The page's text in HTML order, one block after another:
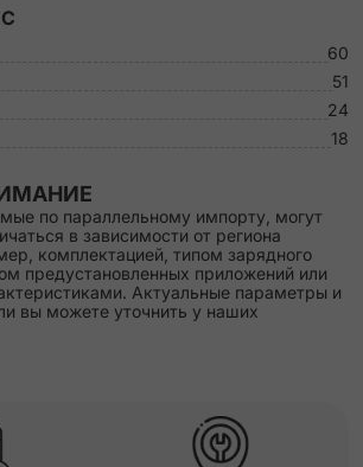
60
51
24
18
по параллельному импорту, могут
в зависимости от региона
комплектацией, типом зарядного
предустановленных приложений или
Актуальные параметры и
вы можете уточнить у наших